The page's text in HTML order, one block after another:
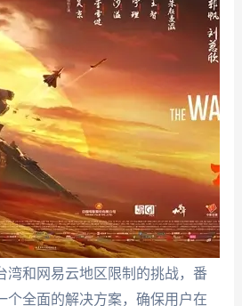
湾和网易云地区限制的挑战，番
个全面的解决方案，确保用户在